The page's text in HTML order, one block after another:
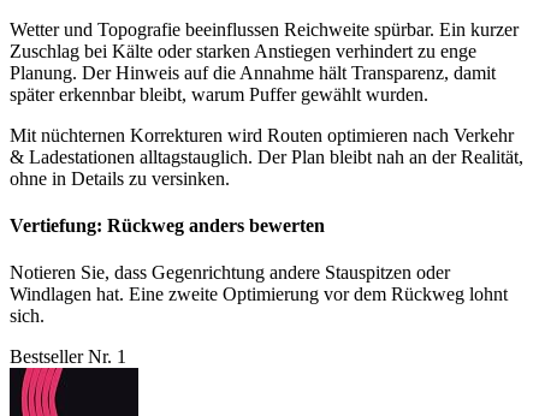
Wetter und Topografie beeinflussen Reichweite spürbar. Ein kurzer
Zuschlag bei Kälte oder starken Anstiegen verhindert zu enge
Planung. Der Hinweis auf die Annahme hält Transparenz, damit
später erkennbar bleibt, warum Puffer gewählt wurden.
Mit nüchternen Korrekturen wird Routen optimieren nach Verkehr
& Ladestationen alltagstauglich. Der Plan bleibt nah an der Realität,
ohne in Details zu versinken.
Vertiefung: Rückweg anders bewerten
Notieren Sie, dass Gegenrichtung andere Stauspitzen oder
Windlagen hat. Eine zweite Optimierung vor dem Rückweg lohnt
sich.
Bestseller Nr. 1